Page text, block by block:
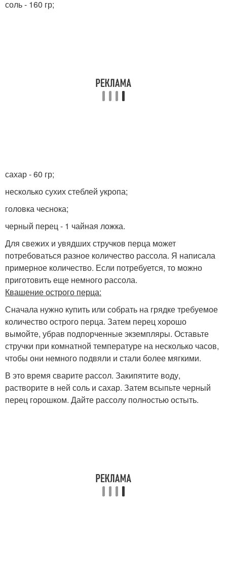
соль - 160 гр;
сахар - 60 гр;
несколько сухих стеблей укропа;
головка чеснока;
черный перец - 1 чайная ложка.
Для свежих и увядших стручков перца может
потребоваться разное количество рассола. Я написала
примерное количество. Если потребуется, то можно
приготовить еще немного рассола.
Квашение острого перца:
Сначала нужно купить или собрать на грядке требуемое
количество острого перца. Затем перец хорошо
вымойте, убрав подпорченные экземпляры. Оставьте
стручки при комнатной температуре на несколько часов,
чтобы они немного подвяли и стали более мягкими.
В это время сварите рассол. Закипятите воду,
растворите в ней соль и сахар. Затем всыпьте черный
перец горошком. Дайте рассолу полностью остыть.